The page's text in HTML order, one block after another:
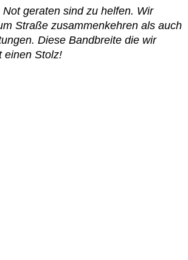
geraten sind zu helfen. Wir
Straße zusammenkehren als auch
Diese Bandbreite die wir
einen Stolz!